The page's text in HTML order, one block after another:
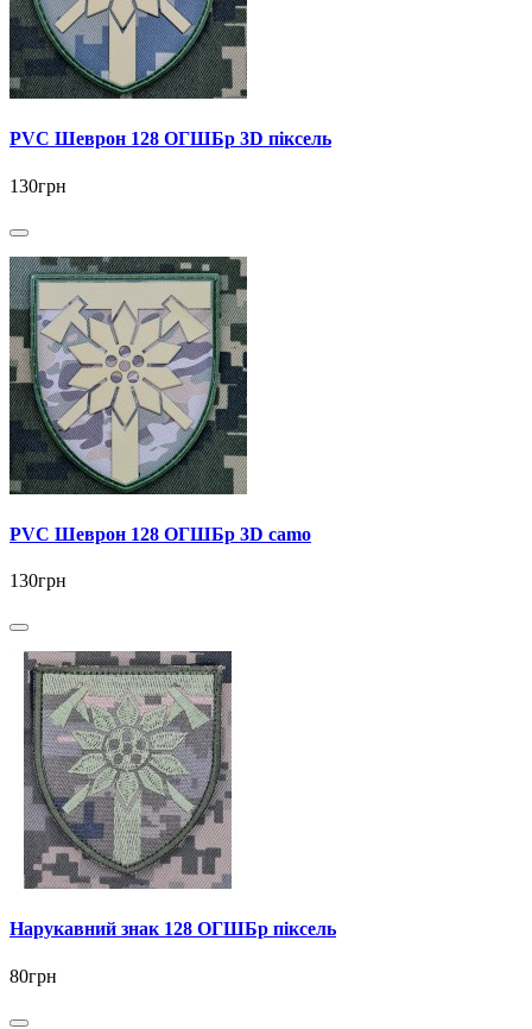
PVC Шеврон 128 ОГШБр 3D піксель
130грн
PVC Шеврон 128 ОГШБр 3D camo
130грн
Нарукавний знак 128 ОГШБр піксель
80грн